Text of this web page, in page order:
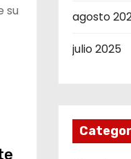
su
agosto
julio 2025